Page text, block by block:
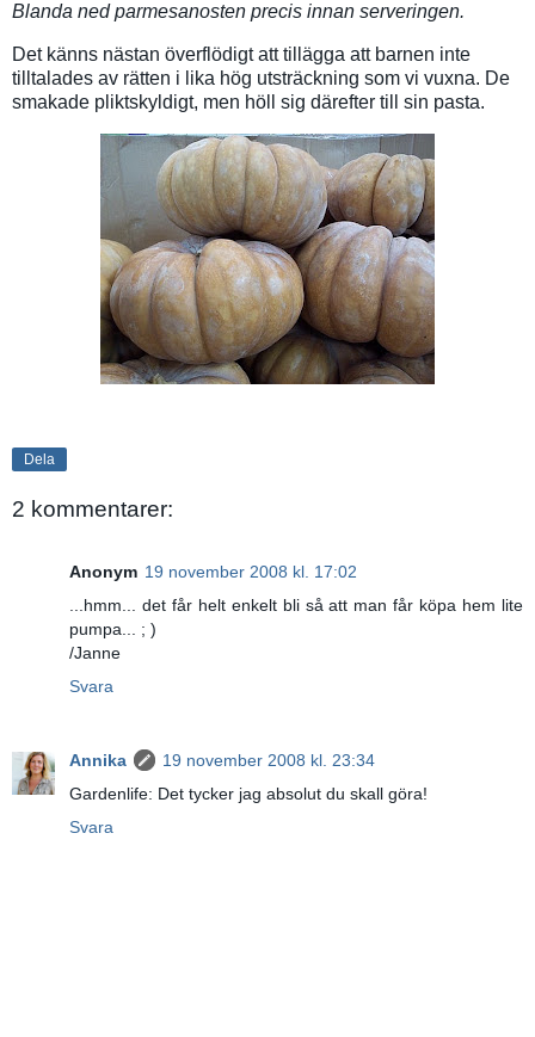
Blanda ned parmesanosten precis innan serveringen.
Det känns nästan överflödigt att tillägga att barnen inte
tilltalades av rätten i lika hög utsträckning som vi vuxna. De
smakade pliktskyldigt, men höll sig därefter till sin pasta.
Dela
2 kommentarer:
Anonym 19 november 2008 kl. 17:02
...hmm... det får helt enkelt bli så att man får köpa hem lite
pumpa... ; )
/Janne
Svara
Annika
19 november 2008 kl. 23:34
Gardenlife: Det tycker jag absolut du skall göra!
Svara